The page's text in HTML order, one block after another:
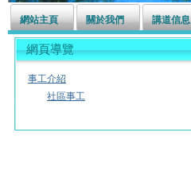
網站主頁 關於我們 講道信息
網頁導覽
事工介紹
社區事工